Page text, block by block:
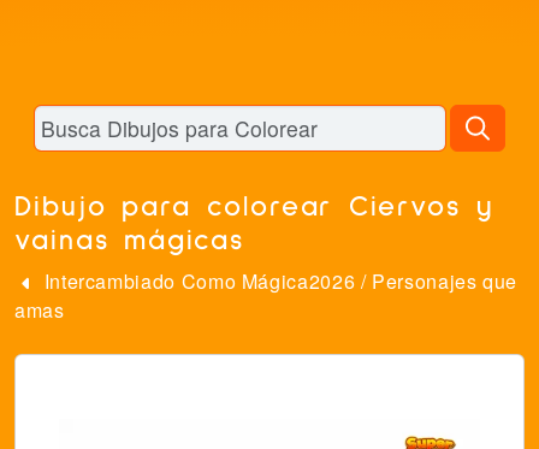
Dibujo para colorear Ciervos y
vainas mágicas
Intercambiado Como Mágica2026 / Personajes que
amas